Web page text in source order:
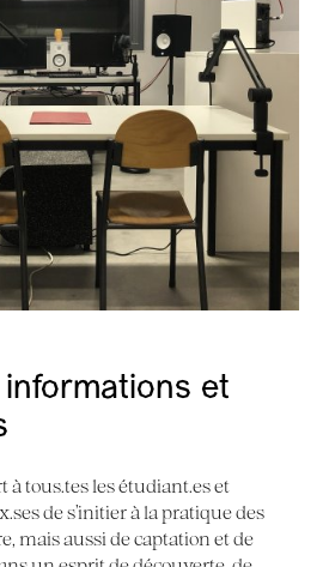
et
à tous.tes les étudiant.es et
de s’initier à la pratique des
mais aussi de captation et de